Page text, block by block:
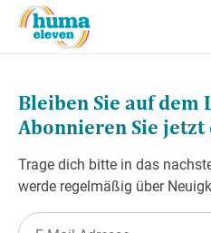
Dienstag
DIENSTAG
Mittwoch
MITTWOCH
Donnerstag